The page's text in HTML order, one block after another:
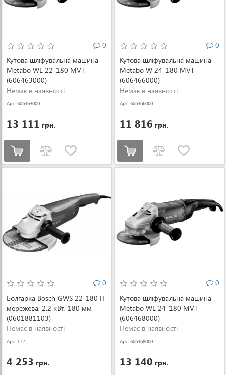
0
Кутова шліфувальна машина
Metabo WE 22-180 MVT
(606463000)
Немає в наявності
Арт: 606463000
13 111 грн.
0
Кутова шліфувальна машина
Metabo W 24-180 MVT
(606466000)
Немає в наявності
Арт: 606466000
11 816 грн.
0
Болгарка Bosch GWS 22-180 H
мережева, 2.2 кВт, 180 мм
(0601881103)
Немає в наявності
Арт: 112
4 253 грн.
0
Кутова шліфувальна машина
Metabo WE 24-180 MVT
(606468000)
Немає в наявності
Арт: 606468000
13 140 грн.